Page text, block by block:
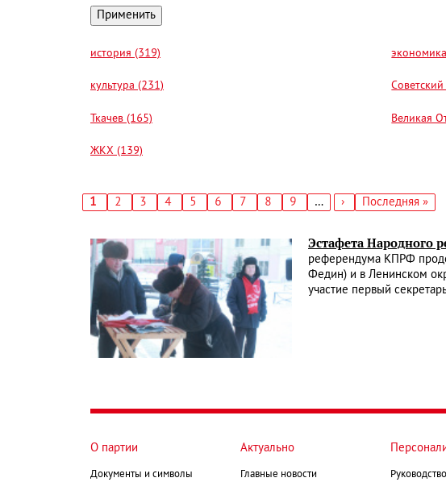
история (319)
культура (231)
Ткачев (165) Великая
ЖКХ (139)
Текущая
1 Страница
2 Страница
3 Страница
4 Страница
5 Страница
6 Страница
7 Страница
8 Страница
9 …
Следующая
›
Последняя
Последняя »
Эстафета Народного
референдума КПРФ
Федин) и в Ленинском
участие первый
О партии
Документы и символы
Актуально
Главные новости Руководство